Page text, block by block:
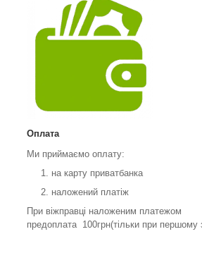
Оплата
Ми приймаємо оплату:
на карту приватбанка
наложений платіж
При віжправці наложеним платежом
предоплата 100грн(тільки при першому